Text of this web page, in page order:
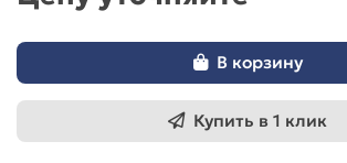
В корзину
Купить в 1 клик